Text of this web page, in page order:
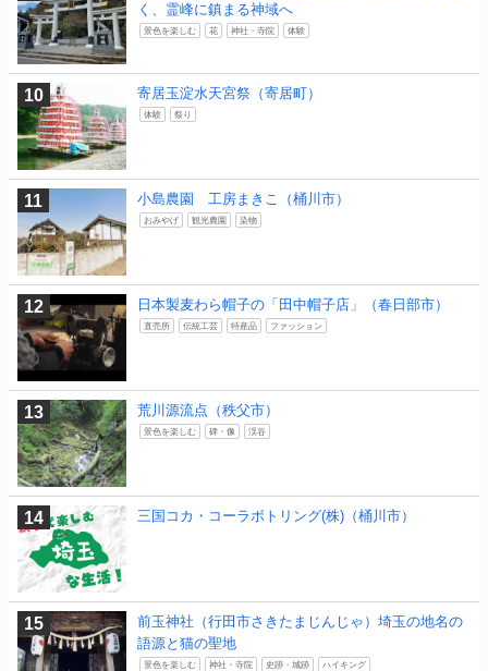
く、霊峰に鎮まる神域へ
景色を楽しむ 花 神社・寺院 体験
寄居玉淀水天宮祭（寄居町）
体験 祭り
小島農園 工房まきこ（桶川市）
おみやげ 観光農園 染物
日本製麦わら帽子の「田中帽子店」（春日部市）
直売所 伝統工芸 特産品 ファッション
荒川源流点（秩父市）
景色を楽しむ 碑・像 渓谷
三国コカ・コーラボトリング(株)（桶川市）
前玉神社（行田市さきたまじんじゃ）埼玉の地名の
語源と猫の聖地
景色を楽しむ 神社・寺院 史跡・城跡 ハイキング